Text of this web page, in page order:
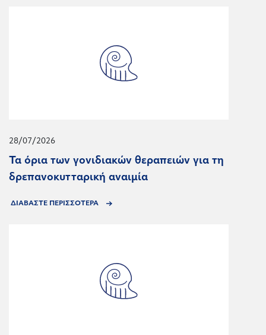
28/07/2026
Τα όρια των γονιδιακών θεραπειών για τη
δρεπανοκυτταρική αναιμία
ΔΙΑΒΑΣΤΕ ΠΕΡΙΣΣΟΤΕΡΑ